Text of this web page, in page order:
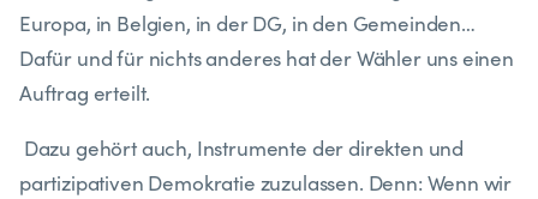
Europa, in Belgien, in der DG, in den Gemeinden…
Dafür und für nichts anderes hat der Wähler uns einen
Auftrag erteilt.
Dazu gehört auch, Instrumente der direkten und
partizipativen Demokratie zuzulassen. Denn: Wenn wir